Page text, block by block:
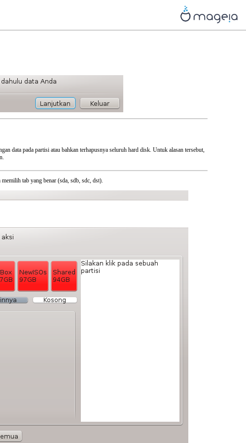
data pada partisi atau bahkan terhapusnya seluruh hard disk. Untuk alasan tersebut,
tab yang benar (sda, sdb, sdc, dst).